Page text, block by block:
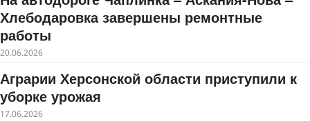
Хлебодаровка завершены ремонтные
работы
20.06.2026
Аграрии Херсонской области приступили к
уборке урожая
17.06.2026